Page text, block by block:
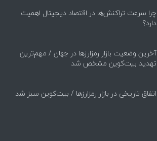
چرا سرعت تراکنش‌ها در اقتصاد دیجیتال اهمیت
دارد؟
آخرین وضعیت بازار رمزارزها در جهان / مهم‌ترین
تهدید بیت‌کوین مشخص شد
اتفاق تاریخی در بازار رمزارزها / بیت‌کوین سبز شد